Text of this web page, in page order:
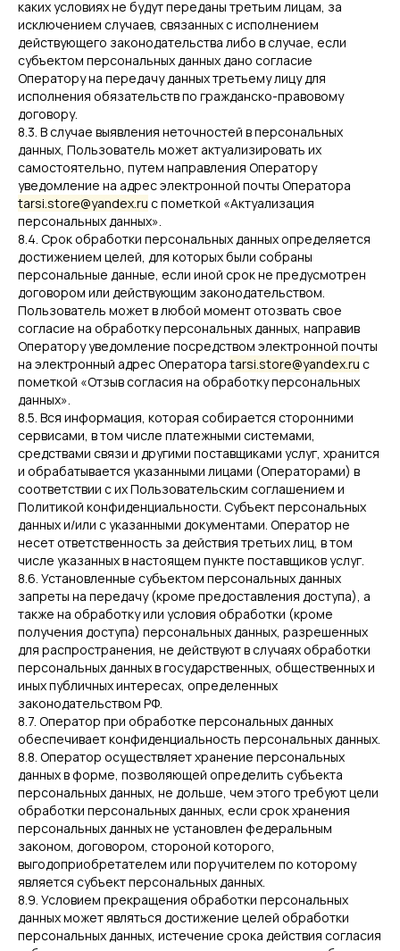
каких условиях не будут переданы третьим лицам, за
исключением случаев, связанных с исполнением
действующего законодательства либо в случае, если
субъектом персональных данных дано согласие
Оператору на передачу данных третьему лицу для
исполнения обязательств по гражданско-правовому
договору.
8.3. В случае выявления неточностей в персональных
данных, Пользователь может актуализировать их
самостоятельно, путем направления Оператору
уведомление на адрес электронной почты Оператора
tarsi.store@yandex.ru с пометкой «Актуализация
персональных данных».
8.4. Срок обработки персональных данных определяется
достижением целей, для которых были собраны
персональные данные, если иной срок не предусмотрен
договором или действующим законодательством.
Пользователь может в любой момент отозвать свое
согласие на обработку персональных данных, направив
Оператору уведомление посредством электронной почты
на электронный адрес Оператора tarsi.store@yandex.ru с
пометкой «Отзыв согласия на обработку персональных
данных».
8.5. Вся информация, которая собирается сторонними
сервисами, в том числе платежными системами,
средствами связи и другими поставщиками услуг, хранится
и обрабатывается указанными лицами (Операторами) в
соответствии с их Пользовательским соглашением и
Политикой конфиденциальности. Субъект персональных
данных и/или с указанными документами. Оператор не
несет ответственность за действия третьих лиц, в том
числе указанных в настоящем пункте поставщиков услуг.
8.6. Установленные субъектом персональных данных
запреты на передачу (кроме предоставления доступа), а
также на обработку или условия обработки (кроме
получения доступа) персональных данных, разрешенных
для распространения, не действуют в случаях обработки
персональных данных в государственных, общественных и
иных публичных интересах, определенных
законодательством РФ.
8.7. Оператор при обработке персональных данных
обеспечивает конфиденциальность персональных данных.
8.8. Оператор осуществляет хранение персональных
данных в форме, позволяющей определить субъекта
персональных данных, не дольше, чем этого требуют цели
обработки персональных данных, если срок хранения
персональных данных не установлен федеральным
законом, договором, стороной которого,
выгодоприобретателем или поручителем по которому
является субъект персональных данных.
8.9. Условием прекращения обработки персональных
данных может являться достижение целей обработки
персональных данных, истечение срока действия согласия